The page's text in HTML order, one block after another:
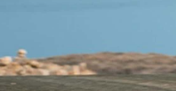
CAMPAIGN
モデル・アーカイブ
メンテナンス
新入荷車両